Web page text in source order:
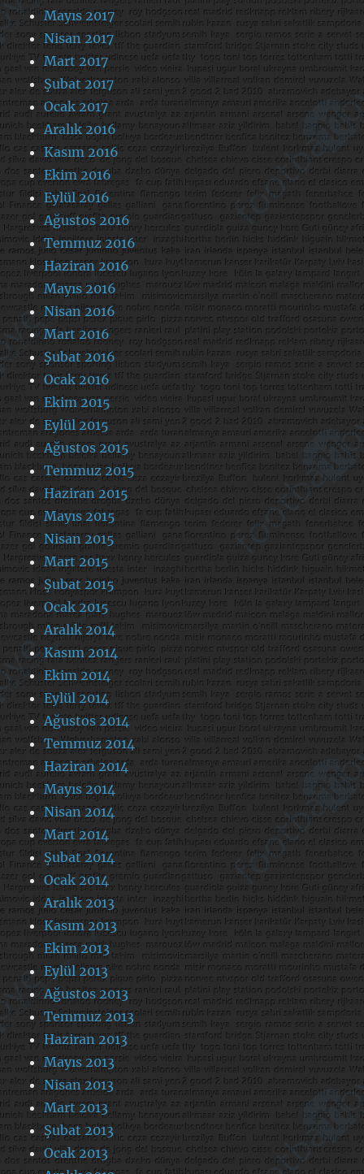
Mayıs 2017
Nisan 2017
Mart 2017
Şubat 2017
Ocak 2017
Aralık 2016
Kasım 2016
Ekim 2016
Eylül 2016
Ağustos 2016
Temmuz 2016
Haziran 2016
Mayıs 2016
Nisan 2016
Mart 2016
Şubat 2016
Ocak 2016
Ekim 2015
Eylül 2015
Ağustos 2015
Temmuz 2015
Haziran 2015
Mayıs 2015
Nisan 2015
Mart 2015
Şubat 2015
Ocak 2015
Aralık 2014
Kasım 2014
Ekim 2014
Eylül 2014
Ağustos 2014
Temmuz 2014
Haziran 2014
Mayıs 2014
Nisan 2014
Mart 2014
Şubat 2014
Ocak 2014
Aralık 2013
Kasım 2013
Ekim 2013
Eylül 2013
Ağustos 2013
Temmuz 2013
Haziran 2013
Mayıs 2013
Nisan 2013
Mart 2013
Şubat 2013
Ocak 2013